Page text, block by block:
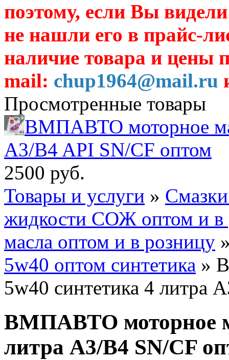
поэтому, если Вы
не нашли его в прайс-
наличие товара и цены
mail: chup1964@mail.ru
Просмотренные товары
ВМПАВТО моторное
A3/B4 API SN/CF оптом
2500 руб.
Товары и услуги »
жидкости СОЖ оптом и в
масла оптом и в розницу
5w40 оптом синтетика »
5w40 синтетика 4 литра
ВМПАВТО моторное
литра A3/B4 SN/CF